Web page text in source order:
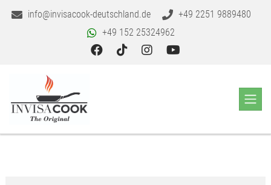
info@invisacook-deutschland.de
+49 2251 9889480
+49 152 25324962